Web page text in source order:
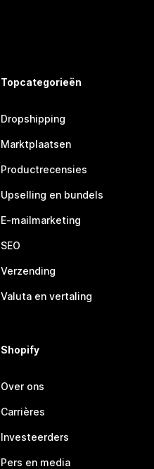
Topcategorieën
Dropshipping
Marktplaatsen
Productrecensies
Upselling en bundels
E-mailmarketing
SEO
Verzending
Valuta en vertaling
Shopify
Over ons
Carrières
Investeerders
Pers en media